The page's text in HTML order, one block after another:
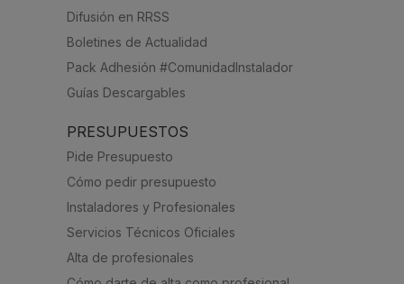
Difusión en RRSS
Boletines de Actualidad
Pack Adhesión #ComunidadInstalador
Guías Descargables
PRESUPUESTOS
Pide Presupuesto
Cómo pedir presupuesto
Instaladores y Profesionales
Servicios Técnicos Oficiales
Alta de profesionales